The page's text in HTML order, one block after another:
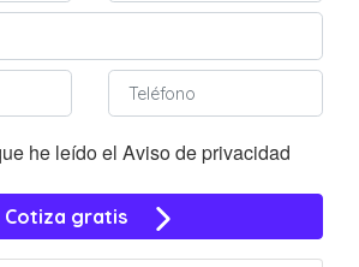
he leído el Aviso de privacidad
Cotiza gratis